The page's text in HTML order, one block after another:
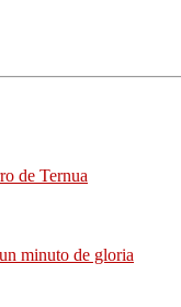
de Ternua
minuto de gloria